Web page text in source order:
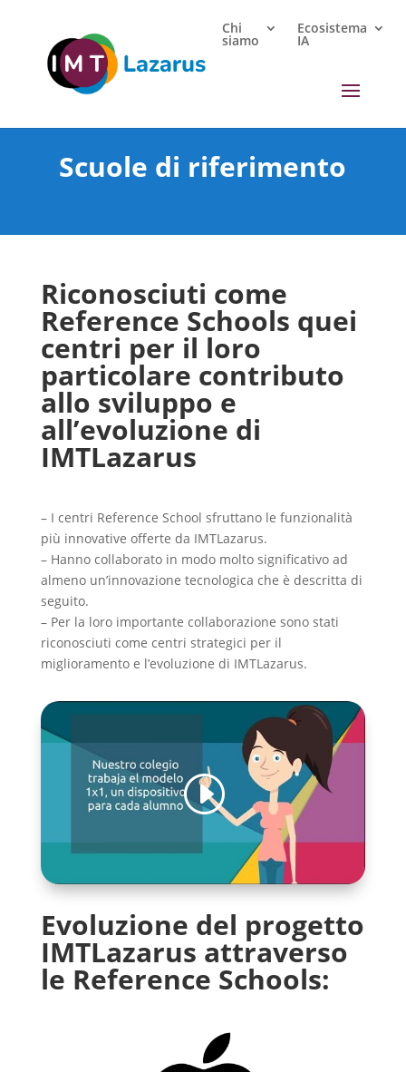
Chi
siamo
Ecosistema
IA
Scuole di riferimento
Riconosciuti come
Reference Schools quei
centri per il loro
particolare contributo
allo sviluppo e
all’evoluzione di
IMTLazarus
– I centri Reference School sfruttano le funzionalità
più innovative offerte da IMTLazarus.
– Hanno collaborato in modo molto significativo ad
almeno un’innovazione tecnologica che è descritta di
seguito.
– Per la loro importante collaborazione sono stati
riconosciuti come centri strategici per il
miglioramento e l’evoluzione di IMTLazarus.
Evoluzione del progetto
IMTLazarus attraverso
le Reference Schools: